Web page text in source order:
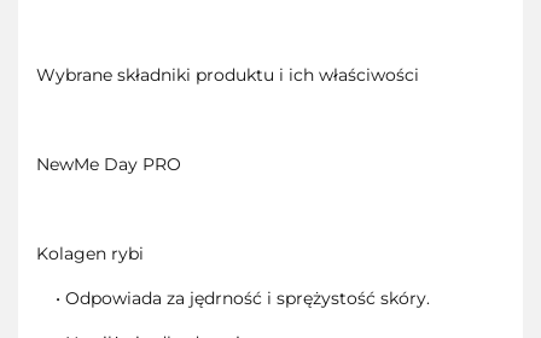
Wybrane składniki produktu i ich właściwości
NewMe Day PRO
Kolagen rybi
• Odpowiada za jędrność i sprężystość skóry.